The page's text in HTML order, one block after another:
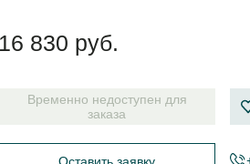
16 830 руб.
Временно недоступен для
заказа